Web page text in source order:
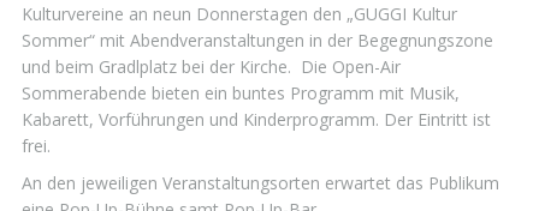
Kulturvereine an neun Donnerstagen den „GUGGI Kultur
Sommer“ mit Abendveranstaltungen in der Begegnungszone
und beim Gradlplatz bei der Kirche. Die Open-Air
Sommerabende bieten ein buntes Programm mit Musik,
Kabarett, Vorführungen und Kinderprogramm. Der Eintritt ist
frei.
An den jeweiligen Veranstaltungsorten erwartet das Publikum